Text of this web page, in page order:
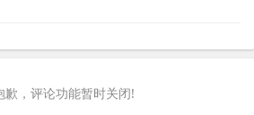
歉，评论功能暂时关闭!